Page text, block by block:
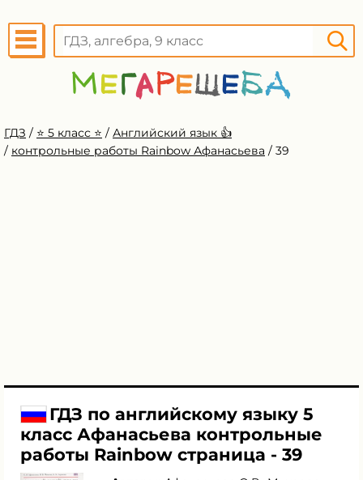
ГДЗ / ⭐️ 5 класс ⭐️ / Английский язык 👍
/ контрольные работы Rainbow Афанасьева / 39
ГДЗ по английскому языку 5
класс Афанасьева контрольные
работы Rainbow страница - 39